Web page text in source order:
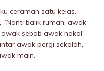
ceramah satu kelas.
balik rumah, awak
sebab awak nakal
awak pergi sekolah,
main.